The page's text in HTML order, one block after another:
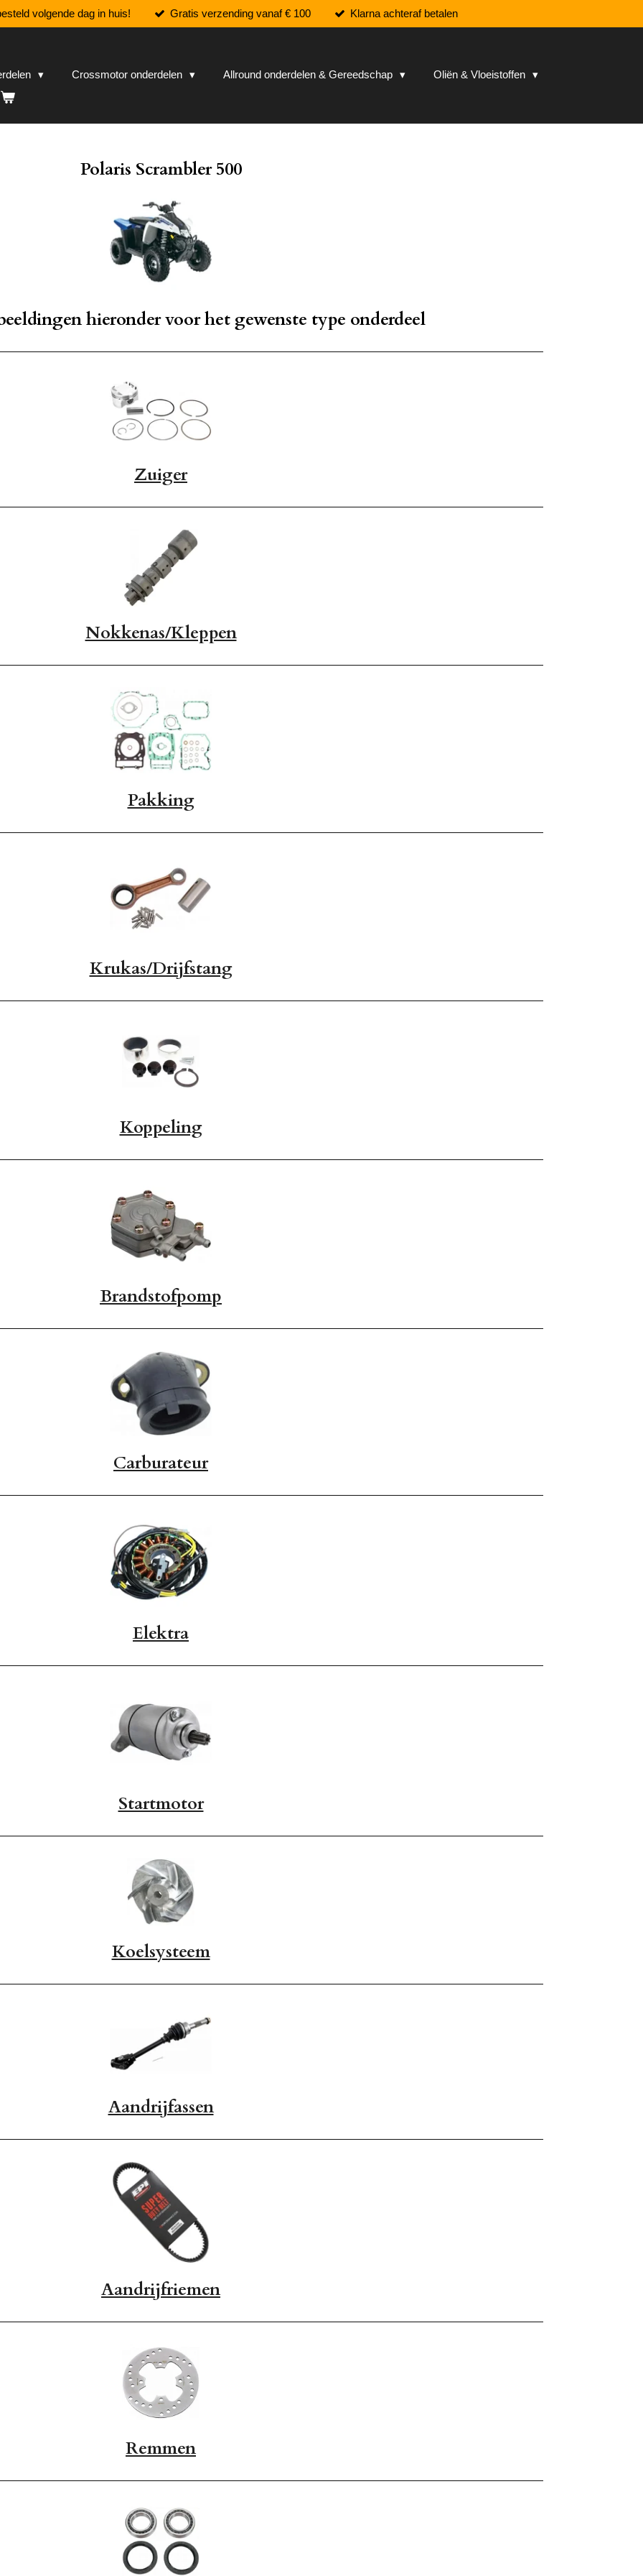
volgende dag in huis! Gratis verzending vanaf € 100 Klarna achteraf betalen
Crossmotor onderdelen Allround onderdelen & Gereedschap Oliën & Vloeistoffen
Polaris Scrambler 500
hieronder voor het gewenste type onderdeel
Zuiger
Nokkenas/Kleppen
Pakking
Krukas/Drijfstang
Koppeling
Brandstofpomp
Carburateur
Elektra
Startmotor
Koelsysteem
Aandrijfassen
Aandrijfriemen
Remmen